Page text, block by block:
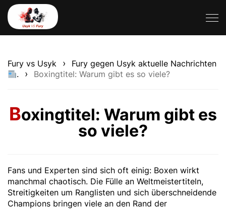
Fury vs Usyk ›
Fury gegen Usyk aktuelle Nachrichten
.
› Boxingtitel: Warum gibt es so viele?
Boxingtitel: Warum gibt es
so viele?
Fans und Experten sind sich oft einig: Boxen wirkt
manchmal chaotisch. Die Fülle an Weltmeistertiteln,
Streitigkeiten um Ranglisten und sich überschneidende
Champions bringen viele an den Rand der